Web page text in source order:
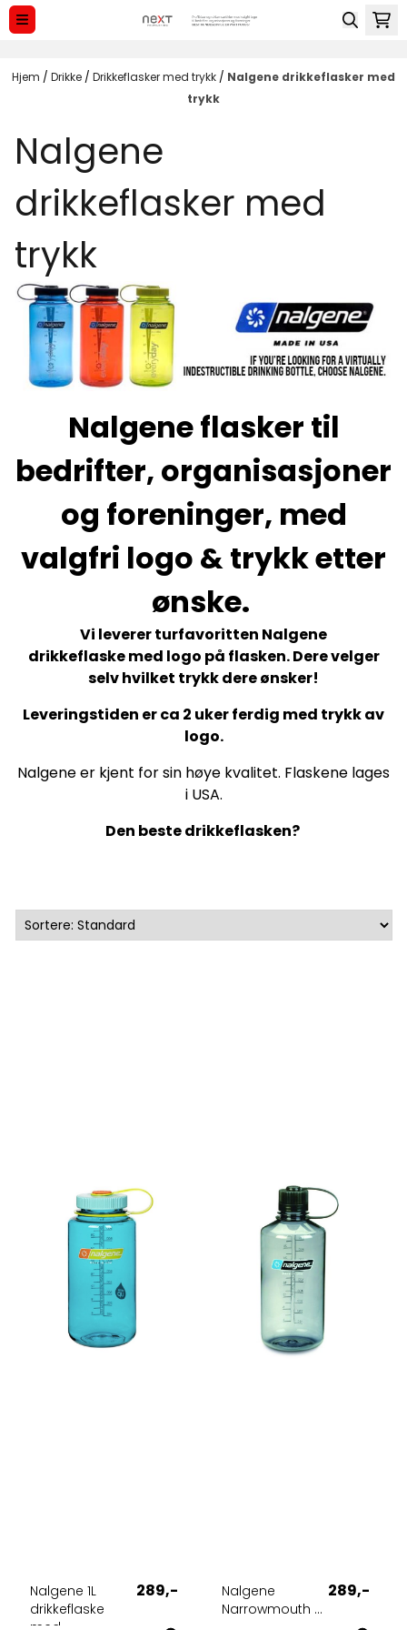
Hopp til innhold
Hjem / Drikke / Drikkeflasker med trykk / Nalgene drikkeflasker med
trykk
Nalgene
drikkeflasker med
trykk
Nalgene flasker til
bedrifter, organisasjoner
og foreninger, med
valgfri logo & trykk etter
ønske.
Vi leverer turfavoritten Nalgene
drikkeflaske med logo på flasken. Dere velger
selv hvilket trykk dere ønsker!
Leveringstiden er ca 2 uker ferdig med trykk av
logo.
Nalgene er kjent for sin høye kvalitet. Flaskene lages
i USA.
Den beste drikkeflasken?
Nalgene 1L
drikkeflaske
289,-
Nalgene
Narrowmouth ...
289,-